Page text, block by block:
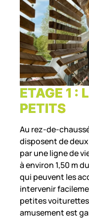
ETAGE 1 :
PETITS
Au rez-de-
disposent de
par une ligne de
à environ 1,50 m
qui peuvent les
intervenir
petites voiturettes
amusement est